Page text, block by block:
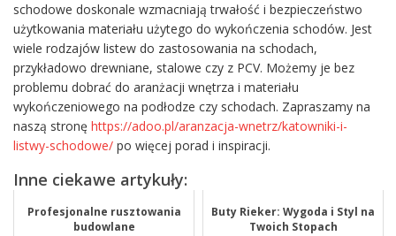
schodowe doskonale wzmacniają trwałość i bezpieczeństwo
użytkowania materiału użytego do wykończenia schodów. Jest
wiele rodzajów listew do zastosowania na schodach,
przykładowo drewniane, stalowe czy z PCV. Możemy je bez
problemu dobrać do aranżacji wnętrza i materiału
wykończeniowego na podłodze czy schodach. Zapraszamy na
naszą stronę https://adoo.pl/aranzacja-wnetrz/katowniki-i-
listwy-schodowe/ po więcej porad i inspiracji.
Inne ciekawe artykuły:
Profesjonalne rusztowania
budowlane
Buty Rieker: Wygoda i Styl na
Twoich Stopach